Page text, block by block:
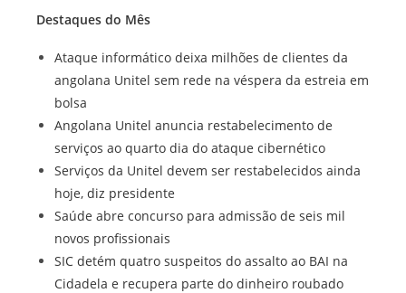
Destaques do Mês
Ataque informático deixa milhões de clientes da
angolana Unitel sem rede na véspera da estreia em
bolsa
Angolana Unitel anuncia restabelecimento de
serviços ao quarto dia do ataque cibernético
Serviços da Unitel devem ser restabelecidos ainda
hoje, diz presidente
Saúde abre concurso para admissão de seis mil
novos profissionais
SIC detém quatro suspeitos do assalto ao BAI na
Cidadela e recupera parte do dinheiro roubado